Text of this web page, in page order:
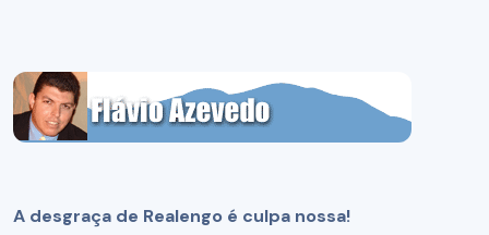
A desgraça de Realengo é culpa nossa!